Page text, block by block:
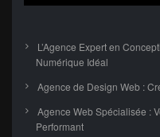
L’Agence Expert en
Numérique Idéal
Agence de Design Web :
Agence Web Spécialisée :
Performant